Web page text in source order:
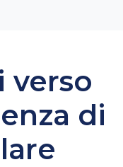
verso
di